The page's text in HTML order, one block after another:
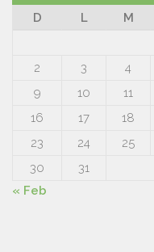
D
L M
2
3 4
9
10 11
16
17 18
23
24 25
30
31
« Feb